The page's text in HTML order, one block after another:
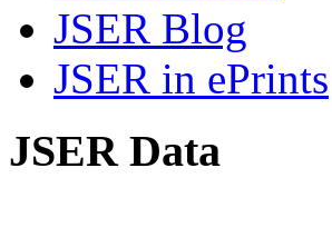
JSER Blog
JSER in ePrints
JSER Data